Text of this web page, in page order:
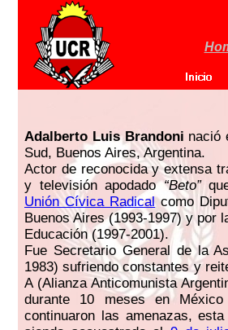
Adalberto Luis Brandoni nació
Sud, Buenos Aires, Argentina.
Actor de reconocida y extensa
y televisión apodado“Beto”
Unión Cívica Radicalcomo
Buenos Aires (1993-1997) y por
Educación (1997-2001).
Fue Secretario General de la
1983) sufriendo constantes y
A (Alianza Anticomunista
durante 10 meses en
continuaron las amenazas,